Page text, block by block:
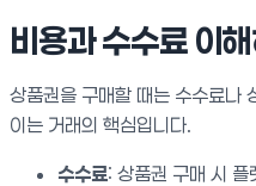
비용과 수수료 이
상품권을 구매할 때는 수수료나
이는 거래의 핵심입니다.
수수료: 상품권 구매 시 플